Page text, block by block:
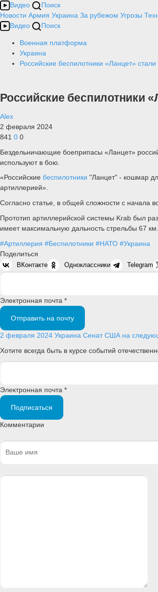
Видео
Поиск
Новости Армия Украина За рубежом Угрозы
Видео
Поиск
Военная платформа
Украина
Российские беспилотники «Ланцет»
Российские беспилотники
Alex
2 февраля 2024
841 0 0
Бездельничающие боеприпасы «Ланцет»
используют в бою.
«Российские беспилотники "Ланцет" - кошмар
артиллерией».
Согласно статье, в общей сложности с начала
Прототип артиллерийской системы Krab был
имеет максимальную дальность стрельбы 67 км.
#Артиллерия #Беспилотники #НАТО #Украина
Поделиться
ВКонтакте Одноклассники Telegram
Электронная почта *
Отправить на почту
2 февраля 2024 Украина Сенат США на
Хотите всегда быть в курсе событий
Электронная почта *
Подписаться
Комментарии